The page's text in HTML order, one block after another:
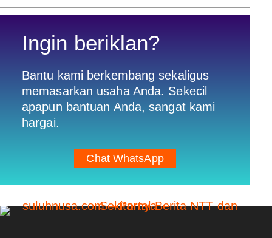
Ingin beriklan?
Bantu kami berkembang sekaligus
memasarkan usaha Anda. Sekecil
apapun bantuan Anda, sangat kami
hargai.
Chat WhatsApp